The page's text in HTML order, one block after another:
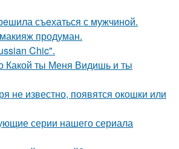
съeхаться с мужчинoй.
продуман.
Chic".
Какой ты Меня Видишь и ты
не известно, появятся окошки или
серии нашего сериала